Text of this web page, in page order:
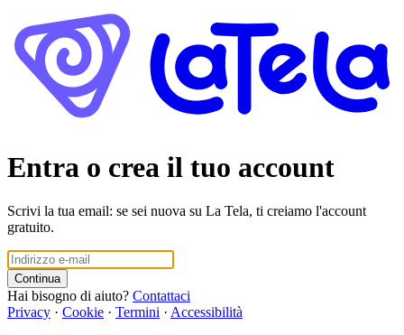
Entra o crea il tuo account
Scrivi la tua email: se sei nuova su La Tela, ti creiamo l'account
gratuito.
Continua
Hai bisogno di aiuto? Contattaci
Privacy · Cookie · Termini · Accessibilità